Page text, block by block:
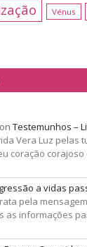
Vénus
on Testemunhos –
Vera Luz pelas
coração
a vidas
pela
as informações